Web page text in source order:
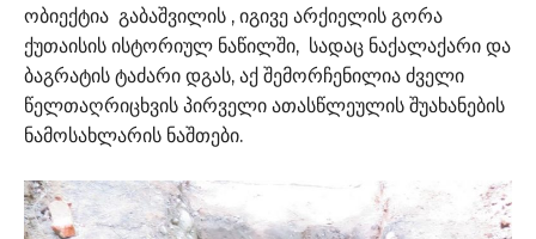
ობიექტია გაბაშვილის , იგივე არქიელის გორა
ქუთაისის ისტორიულ ნაწილში, სადაც ნაქალაქარი და
ბაგრატის ტაძარი დგას, აქ შემორჩენილია ძველი
წელთაღრიცხვის პირველი ათასწლეულის შუახანების
ნამოსახლარის ნაშთები.